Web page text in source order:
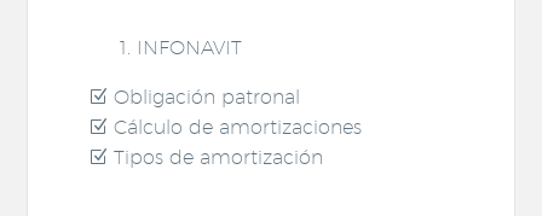
INFONAVIT
Obligación patronal
Cálculo de amortizaciones
Tipos de amortización